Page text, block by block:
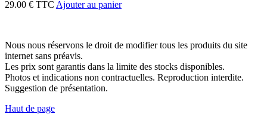
29.00 € TTC Ajouter au panier
Nous nous réservons le droit de modifier tous les produits du site
internet sans préavis.
Les prix sont garantis dans la limite des stocks disponibles.
Photos et indications non contractuelles. Reproduction interdite.
Suggestion de présentation.
Haut de page